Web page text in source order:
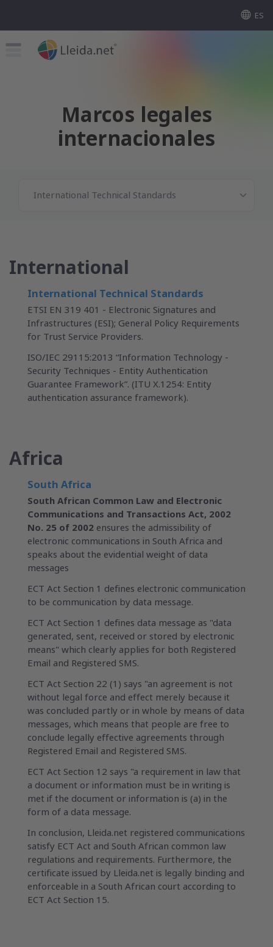
ES
Marcos legales
internacionales
International Technical Standards
International
International Technical Standards
ETSI EN 319 401 - Electronic Signatures and
Infrastructures (ESI); General Policy Requirements
for Trust Service Providers.
ISO/IEC 29115:2013 “Information Technology -
Security Techniques - Entity Authentication
Guarantee Framework”. (ITU X.1254: Entity
authentication assurance framework).
Africa
South Africa
South African Common Law and Electronic
Communications and Transactions Act, 2002
No. 25 of 2002 ensures the admissibility of
electronic communications in South Africa and
speaks about the evidential weight of data
messages
ECT Act Section 1 defines electronic communication
to be communication by data message.
ECT Act Section 1 defines data message as "data
generated, sent, received or stored by electronic
means" which clearly applies for both Registered
Email and Registered SMS.
ECT Act Section 22 (1) says "an agreement is not
without legal force and effect merely because it
was concluded partly or in whole by means of data
messages, which means that people are free to
conclude legally effective agreements through
Registered Email and Registered SMS.
ECT Act Section 12 says "a requirement in law that
a document or information must be in writing is
met if the document or information is (a) in the
form of a data message.
In conclusion, Lleida.net registered communications
satisfy ECT Act and South African common law
regulations and requirements. Furthermore, the
certificate issued by Lleida.net is legally binding and
enforceable in a South African court according to
ECT Act Section 15.